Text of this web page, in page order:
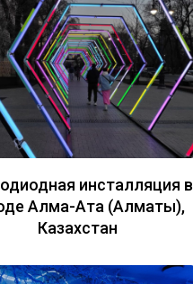
инсталляция в
Алма-Ата (Алматы),
Казахстан